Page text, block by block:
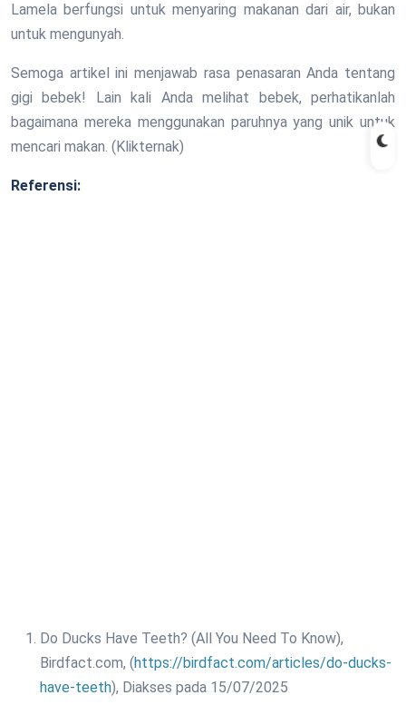
Lamela berfungsi untuk menyaring makanan dari air, bukan
untuk mengunyah.
Semoga artikel ini menjawab rasa penasaran Anda tentang
gigi bebek! Lain kali Anda melihat bebek, perhatikanlah
bagaimana mereka menggunakan paruhnya yang unik untuk
mencari makan. (Klikternak)
Referensi:
Do Ducks Have Teeth? (All You Need To Know),
Birdfact.com, (https://birdfact.com/articles/do-ducks-
have-teeth), Diakses pada 15/07/2025